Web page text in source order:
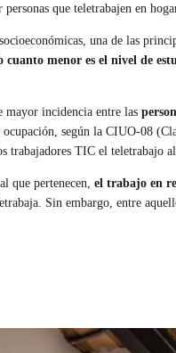
que teletrabajen en
una de las
menor es el nivel de
mayor incidencia entre las
según la CIUO-08
TIC el teletrabajo
que pertenecen, el trabajo en
Sin embargo, entre